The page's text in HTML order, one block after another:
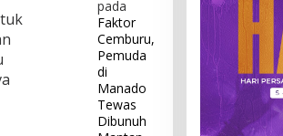
pada
Faktor
Cemburu,
Pemuda
di
Manado
Tewas
Dibunuh